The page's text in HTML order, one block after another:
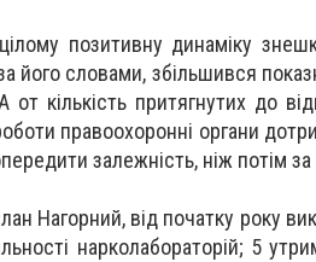
позитивну динаміку
його словами, збільшився
кількість притягнутих до
правоохоронні органи
залежність, ніж потім за
Нагорний, від початку року
нарколабораторій; 5